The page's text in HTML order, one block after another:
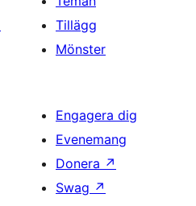
Tillägg
Mönster
Engagera dig
Evenemang
Donera ↗
Swag ↗